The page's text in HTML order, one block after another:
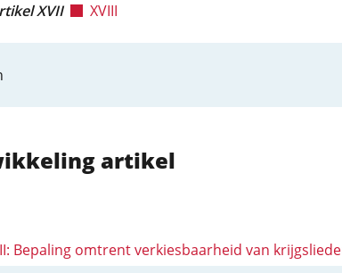
XVII XVIII
artikel
Bepaling omtrent verkiesbaarheid van